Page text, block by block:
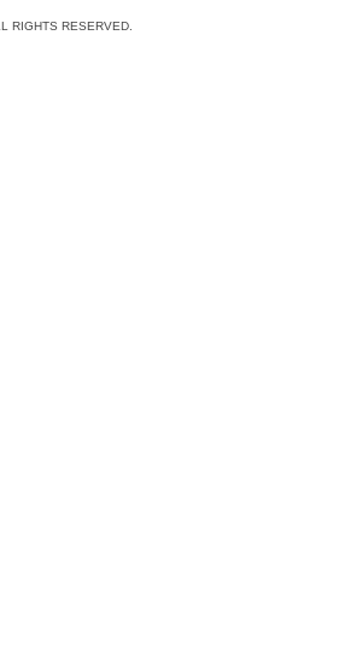
RIGHTS RESERVED.